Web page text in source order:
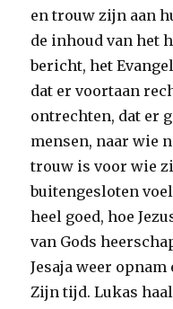
en trouw zijn aan
de inhoud van het
bericht, het
dat er voortaan
ontrechten, dat er
mensen, naar wie
trouw is voor wie
buitengesloten
heel goed, hoe
van Gods
Jesaja weer
Zijn tijd. Lukas